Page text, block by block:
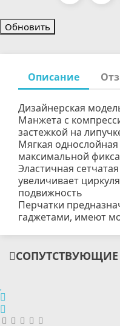
Описание
Дизайнерская
Манжета с
застежкой на
Мягкая
максимальной
Эластичная
увеличивает
подвижность
Перчатки
гаджетами, имеют
СОПУТСТВУЮЩИЕ